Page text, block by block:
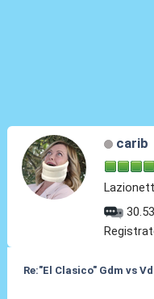
carib
Re:"El Clasico" Gdm vs